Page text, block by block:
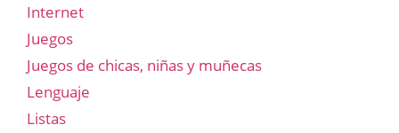
Internet
Juegos
Juegos de chicas, niñas y muñecas
Lenguaje
Listas